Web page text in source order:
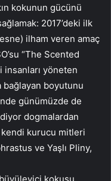
kokunun gücünü
2017’deki ilk
ilham veren amaç
“The Scented
insanları yöneten
bağlayan boyutunu
günümüzde de
dogmalardan
kendi kurucu mitleri
ve Yaşlı Pliny,
kokusu